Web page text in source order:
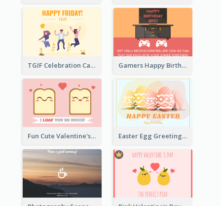
TGIF Celebration Card Gamers Happy Birthday Card
Fun Cute Valentine's Day Celebration Card Easter Egg Greeting Card